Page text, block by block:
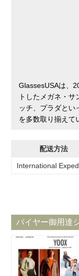
GlassesUSAは、
トしたメガネ・
ッチ、プラダとい
を多数取り揃えて
配送方法
International
バイヤー御用達